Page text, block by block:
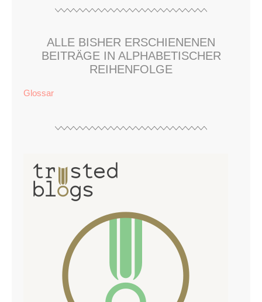
ALLE BISHER ERSCHIENENEN
BEITRÄGE IN ALPHABETISCHER
REIHENFOLGE
Glossar